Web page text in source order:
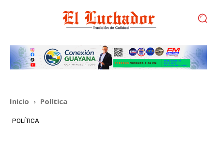
Inicio Política
POLÍTICA